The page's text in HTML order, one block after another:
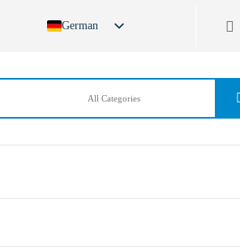
German